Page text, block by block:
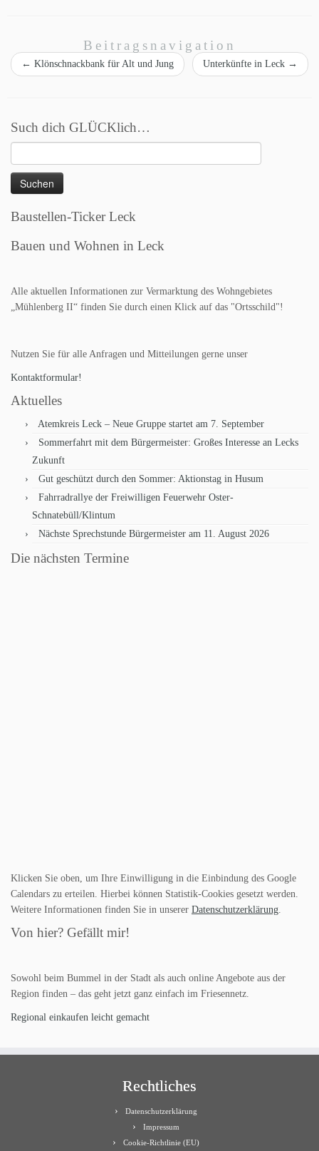
Beitragsnavigation
← Klönschnackbank für Alt und Jung Unterkünfte in Leck →
Such dich GLÜCKlich…
nach:
Baustellen-Ticker Leck
Bauen und Wohnen in Leck
Alle aktuellen Informationen zur Vermarktung des Wohngebietes
„Mühlenberg II“ finden Sie durch einen Klick auf das "Ortsschild"!
Nutzen Sie für alle Anfragen und Mitteilungen gerne unser
Kontaktformular!
Aktuelles
Atemkreis Leck – Neue Gruppe startet am 7. September
Sommerfahrt mit dem Bürgermeister: Großes Interesse an Lecks
Zukunft
Gut geschützt durch den Sommer: Aktionstag in Husum
Fahrradrallye der Freiwilligen Feuerwehr Oster-
Schnatebüll/Klintum
Nächste Sprechstunde Bürgermeister am 11. August 2026
Die nächsten Termine
Klicken Sie oben, um Ihre Einwilligung in die Einbindung des Google
Calendars zu erteilen. Hierbei können Statistik-Cookies gesetzt werden.
Weitere Informationen finden Sie in unserer Datenschutzerklärung.
Von hier? Gefällt mir!
Sowohl beim Bummel in der Stadt als auch online Angebote aus der
Region finden – das geht jetzt ganz einfach im Friesennetz.
Regional einkaufen leicht gemacht
Rechtliches
Datenschutzerklärung
Impressum
Cookie-Richtlinie (EU)